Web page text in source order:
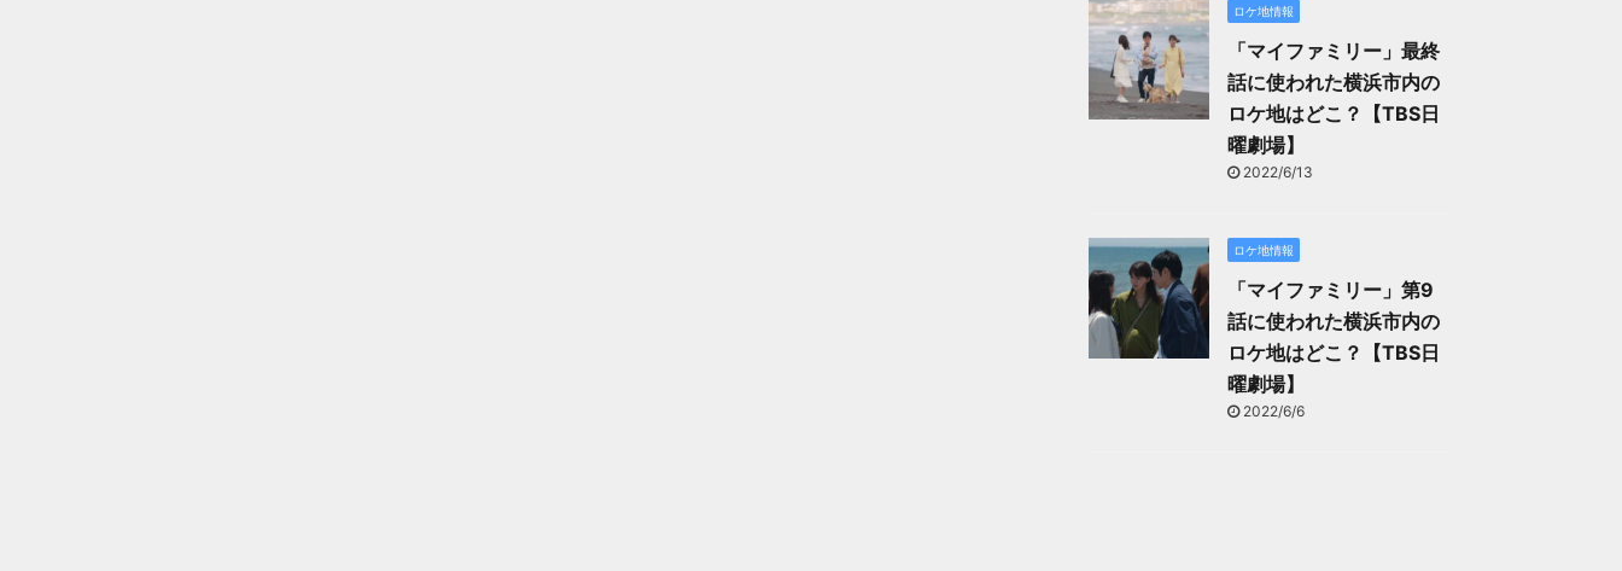
ロケ地情報
「マイファミリー」最終
話に使われた横浜市内の
ロケ地はどこ？【TBS日
曜劇場】
2022/6/13
ロケ地情報
「マイファミリー」第9
話に使われた横浜市内の
ロケ地はどこ？【TBS日
曜劇場】
2022/6/6